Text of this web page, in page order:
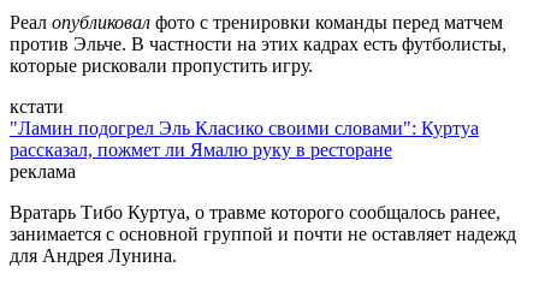
Реал опубликовал фото с тренировки команды перед матчем
против Эльче. В частности на этих кадрах есть футболисты,
которые рисковали пропустить игру.
кстати
"Ламин подогрел Эль Класико своими словами": Куртуа
рассказал, пожмет ли Ямалю руку в ресторане
реклама
Вратарь Тибо Куртуа, о травме которого сообщалось ранее,
занимается с основной группой и почти не оставляет надежд
для Андрея Лунина.